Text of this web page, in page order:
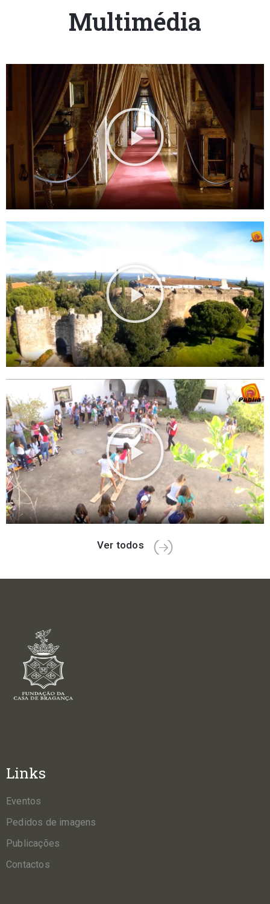
Multimédia
Ver todos
Links
Eventos
Pedidos de imagens
Publicações
Contactos